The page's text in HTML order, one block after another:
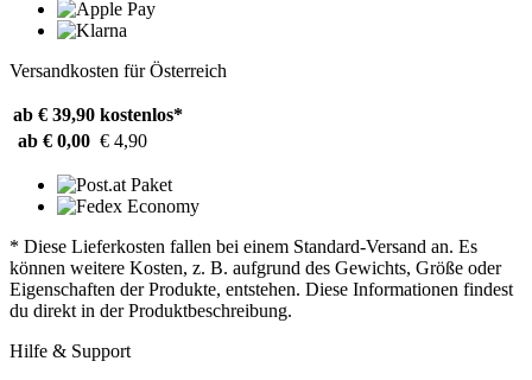
Versandkosten für Österreich
ab € 39,90 kostenlos*
ab € 0,00 € 4,90
* Diese Lieferkosten fallen bei einem Standard-Versand an. Es
können weitere Kosten, z. B. aufgrund des Gewichts, Größe oder
Eigenschaften der Produkte, entstehen. Diese Informationen findest
du direkt in der Produktbeschreibung.
Hilfe & Support